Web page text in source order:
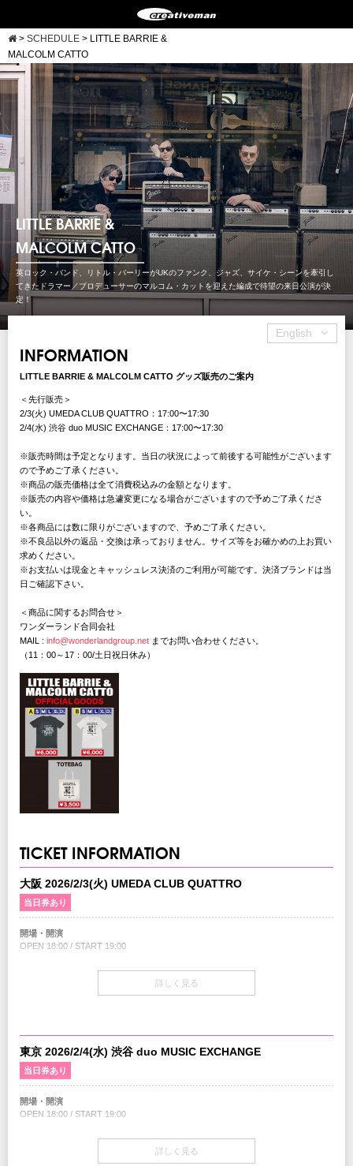
> SCHEDULE > LITTLE BARRIE &
MALCOLM CATTO
LITTLE BARRIE &
MALCOLM CATTO
英ロック・バンド、リトル・バーリーがUKのファンク、ジャズ、サイケ・シーンを牽引し
てきたドラマー／プロデューサーのマルコム・カットを迎えた編成で待望の来日公演が決
定！
English
INFORMATION
LITTLE BARRIE & MALCOLM CATTO グッズ販売のご案内
＜先行販売＞
2/3(火) UMEDA CLUB QUATTRO：17:00〜17:30
2/4(水) 渋谷 duo MUSIC EXCHANGE：17:00〜17:30
※販売時間は予定となります。当日の状況によって前後する可能性がございます
ので予めご了承ください。
※商品の販売価格は全て消費税込みの金額となります。
※販売の内容や価格は急遽変更になる場合がございますので予めご了承くださ
い。
※各商品には数に限りがございますので、予めご了承ください。
※不良品以外の返品・交換は承っておりません。サイズ等をお確かめの上お買い
求めください。
※お支払いは現金とキャッシュレス決済のご利用が可能です。決済ブランドは当
日ご確認下さい。
＜商品に関するお問合せ＞
ワンダーランド合同会社
MAIL : info@wonderlandgroup.net までお問い合わせください。
（11：00～17：00/土日祝日休み）
TICKET INFORMATION
大阪 2026/2/3(火) UMEDA CLUB QUATTRO
当日券あり
開場・開演
OPEN 18:00 / START 19:00
￥9,000-(税込/All Standing/1Drink別)
チケット発売日
11/15(土)10:00am～
チケット先行
クリエイティブマン モバイル 会員先行
詳しく見る
東京 2026/2/4(水) 渋谷 duo MUSIC EXCHANGE
当日券あり
開場・開演
OPEN 18:00 / START 19:00
詳しく見る